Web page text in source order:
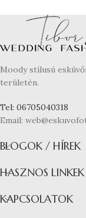
Moody stílusú
területén.
Tel: 06705040318
Email:
BLOGOK / HÍREK
HASZNOS LINKEK
KAPCSOLATOK